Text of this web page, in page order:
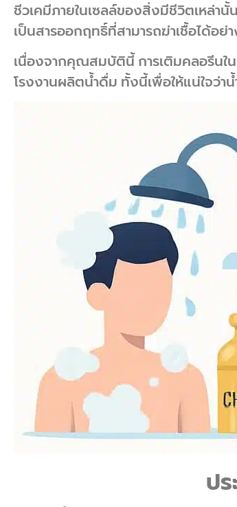
ชีวเคมีภายในเซลล์ของสิ่งมีชีวิตเหล่า
เป็นสารออกฤทธิ์ที่สามารถฆ่าเชื้อได้อ
เนื่องจากคุณสมบัตินี้ การเติมคลอรีนใน
โรงงานผลิตน้ำดื่ม ทั้งนี้เพื่อให้แน่ใจว่
ปร